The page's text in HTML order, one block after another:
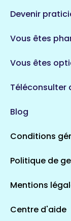
Devenir
Vous êtes
Vous êtes
Téléconsulter
Blog
Conditions
Politique de
Mentions
Centre d'aide